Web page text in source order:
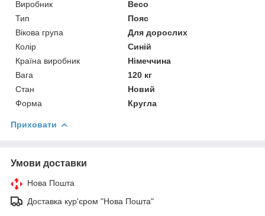
Виробник
Beco
Тип
Пояс
Вікова група
Для дорослих
Колір
Синій
Країна виробник
Німеччина
Вага
120 кг
Стан
Новий
Форма
Кругла
Приховати
Умови доставки
Нова Пошта
Доставка кур'єром "Нова Пошта"